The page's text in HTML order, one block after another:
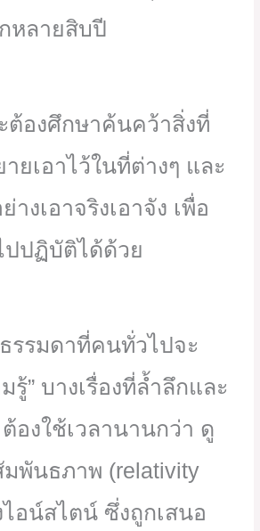
หลายสิบปี
ต้องศึกษาค้นคว้าสิ่งที่
ยเอาไว้ในที่ต่างๆ และ
างเอาจริงเอาจัง เพื่อ
ปปฏิบัติได้ด้วย
รรมดาที่คนทั่วไปจะ
รู้” บางเรื่องที่ล้ำลึกและ
องใช้เวลานานกว่า ดู
พันธภาพ (relativity
อน์สไตน์ ซึ่งถูกเสนอ